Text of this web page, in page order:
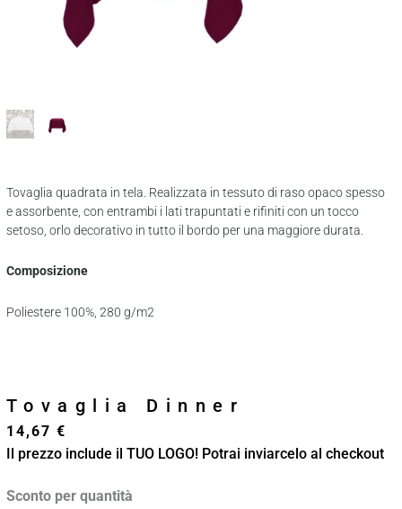
Tovaglia quadrata in tela. Realizzata in tessuto di raso opaco spesso
e assorbente, con entrambi i lati trapuntati e rifiniti con un tocco
setoso, orlo decorativo in tutto il bordo per una maggiore durata.
Composizione
Poliestere 100%, 280 g/m2
Tovaglia Dinner
14,67 €
Il prezzo include il TUO LOGO! Potrai inviarcelo al checkout
Sconto per quantità
Tovaglia